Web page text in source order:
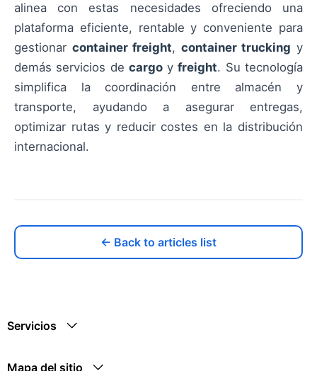
alinea con estas necesidades ofreciendo una
plataforma eficiente, rentable y conveniente para
gestionar container freight, container trucking y
demás servicios de cargoyfreight. Su tecnología
simplifica la coordinación entre almacén y
transporte, ayudando a asegurar entregas,
optimizar rutas y reducir costes en la distribución
internacional.
← Back to articles list
Servicios
Mapa del sitio